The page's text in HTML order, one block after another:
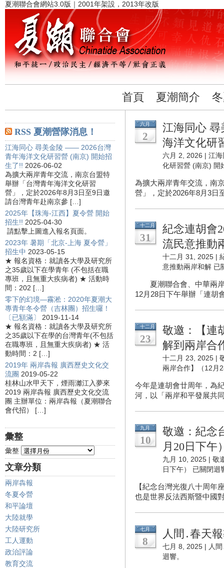
夏潮聯合會網站3.0版｜2001年架設，2013年改版
首頁 夏潮簡介
RSS 夏潮營隊消息！
江海同心 尋美金陵 —— 2026台灣
青年海洋文化研習營 (南京) 開始招
生了!! 2026-06-02
為擴大兩岸青年交流，南京台盟特
舉辦「台灣青年海洋文化研習
營」，定於2026年8月3日至9日邀
請台灣青年赴南京參 […]
2025年【珠海-江西】夏令營 開始
招生!! 2025-04-30
請點擊上圖進入報名頁面。
2023年 暑期「北京-上海 夏令營」
招生中 2023-05-15
★ 報名資格：就讀各大學及研究所
之35歲以下在學青年 (不包括在職
專班，且無重大疾病者) ★ 活動時
間：202 […]
零下的幻境—霧淞：2020年夏潮大
專青年冬令營（吉林團）招生囉！
〔已額滿〕
2019-11-14
★ 報名資格：就讀各大學及研究所
之35歲以下在學的台灣青年(不包括
在職專班，且無重大疾病者) ★ 活
動時間：2 […]
2019年 兩岸犇報 廣西歷史文化交
流團 2019-05-22
桂林山水甲天下，煙雨灕江入夢來
2019 兩岸犇報 廣西歷史文化交流
團 主辦單位：兩岸犇報（夏潮聯合
會代招） […]
彙整
彙整
文章分類
兩岸犇報
冬夏令營
和平論壇
大陸就學
大陸研究所
工人運動
政治評論
教育交流
六月
2
江海同心
海洋文化研
六月 2, 2026 | 江
化研習營 (南京) 開
為擴大兩岸青年交流，南
營」，定於2026年8月3
十二月
31
紀念連胡會
流民意推動
十二月 31, 2025 |
意推動兩岸和解 已
夏潮聯合會、中華兩岸
12月28日下午舉辦「連胡
十二月
23
敬邀：【連
解到兩岸合
十二月 23, 2025 |
兩岸合作】（12月
今年是連胡會廿周年，為
河，以「兩岸和平發展共
九月
10
敬邀：紀念
月20日下午
九月 10, 2025 | 敬
日下午）
已關閉迴
【紀念台灣光復八十周年
也是世界反法西斯暨中國
七月
8
人間․春天
七月 8, 2025 | 人
迴響。